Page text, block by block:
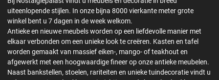
uiteenlopende stijlen. In onze bijna 8000 vierkante meter grote
winkel bent u 7 dagen in de week welkom.
Antieke en nieuwe meubels worden op een liefdevolle manier met
elkaar verbonden om een unieke look te creëren. Kasten en tafel
worden gemaakt van massief eiken-, mango- of teakhout en
afgewerkt met een hoogwaardige fineer op onze antieke meubelen.
Naast bankstellen, stoelen, rariteiten en unieke tuindecoratie vindt u